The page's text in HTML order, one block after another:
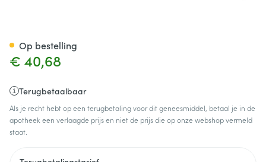
€ 40,68
Terugbetaalbaar
Als je recht hebt op een terugbetaling voor dit geneesmiddel, betaal je in de
apotheek een verlaagde prijs en niet de prijs die op onze webshop vermeld
staat.
Op bestelling